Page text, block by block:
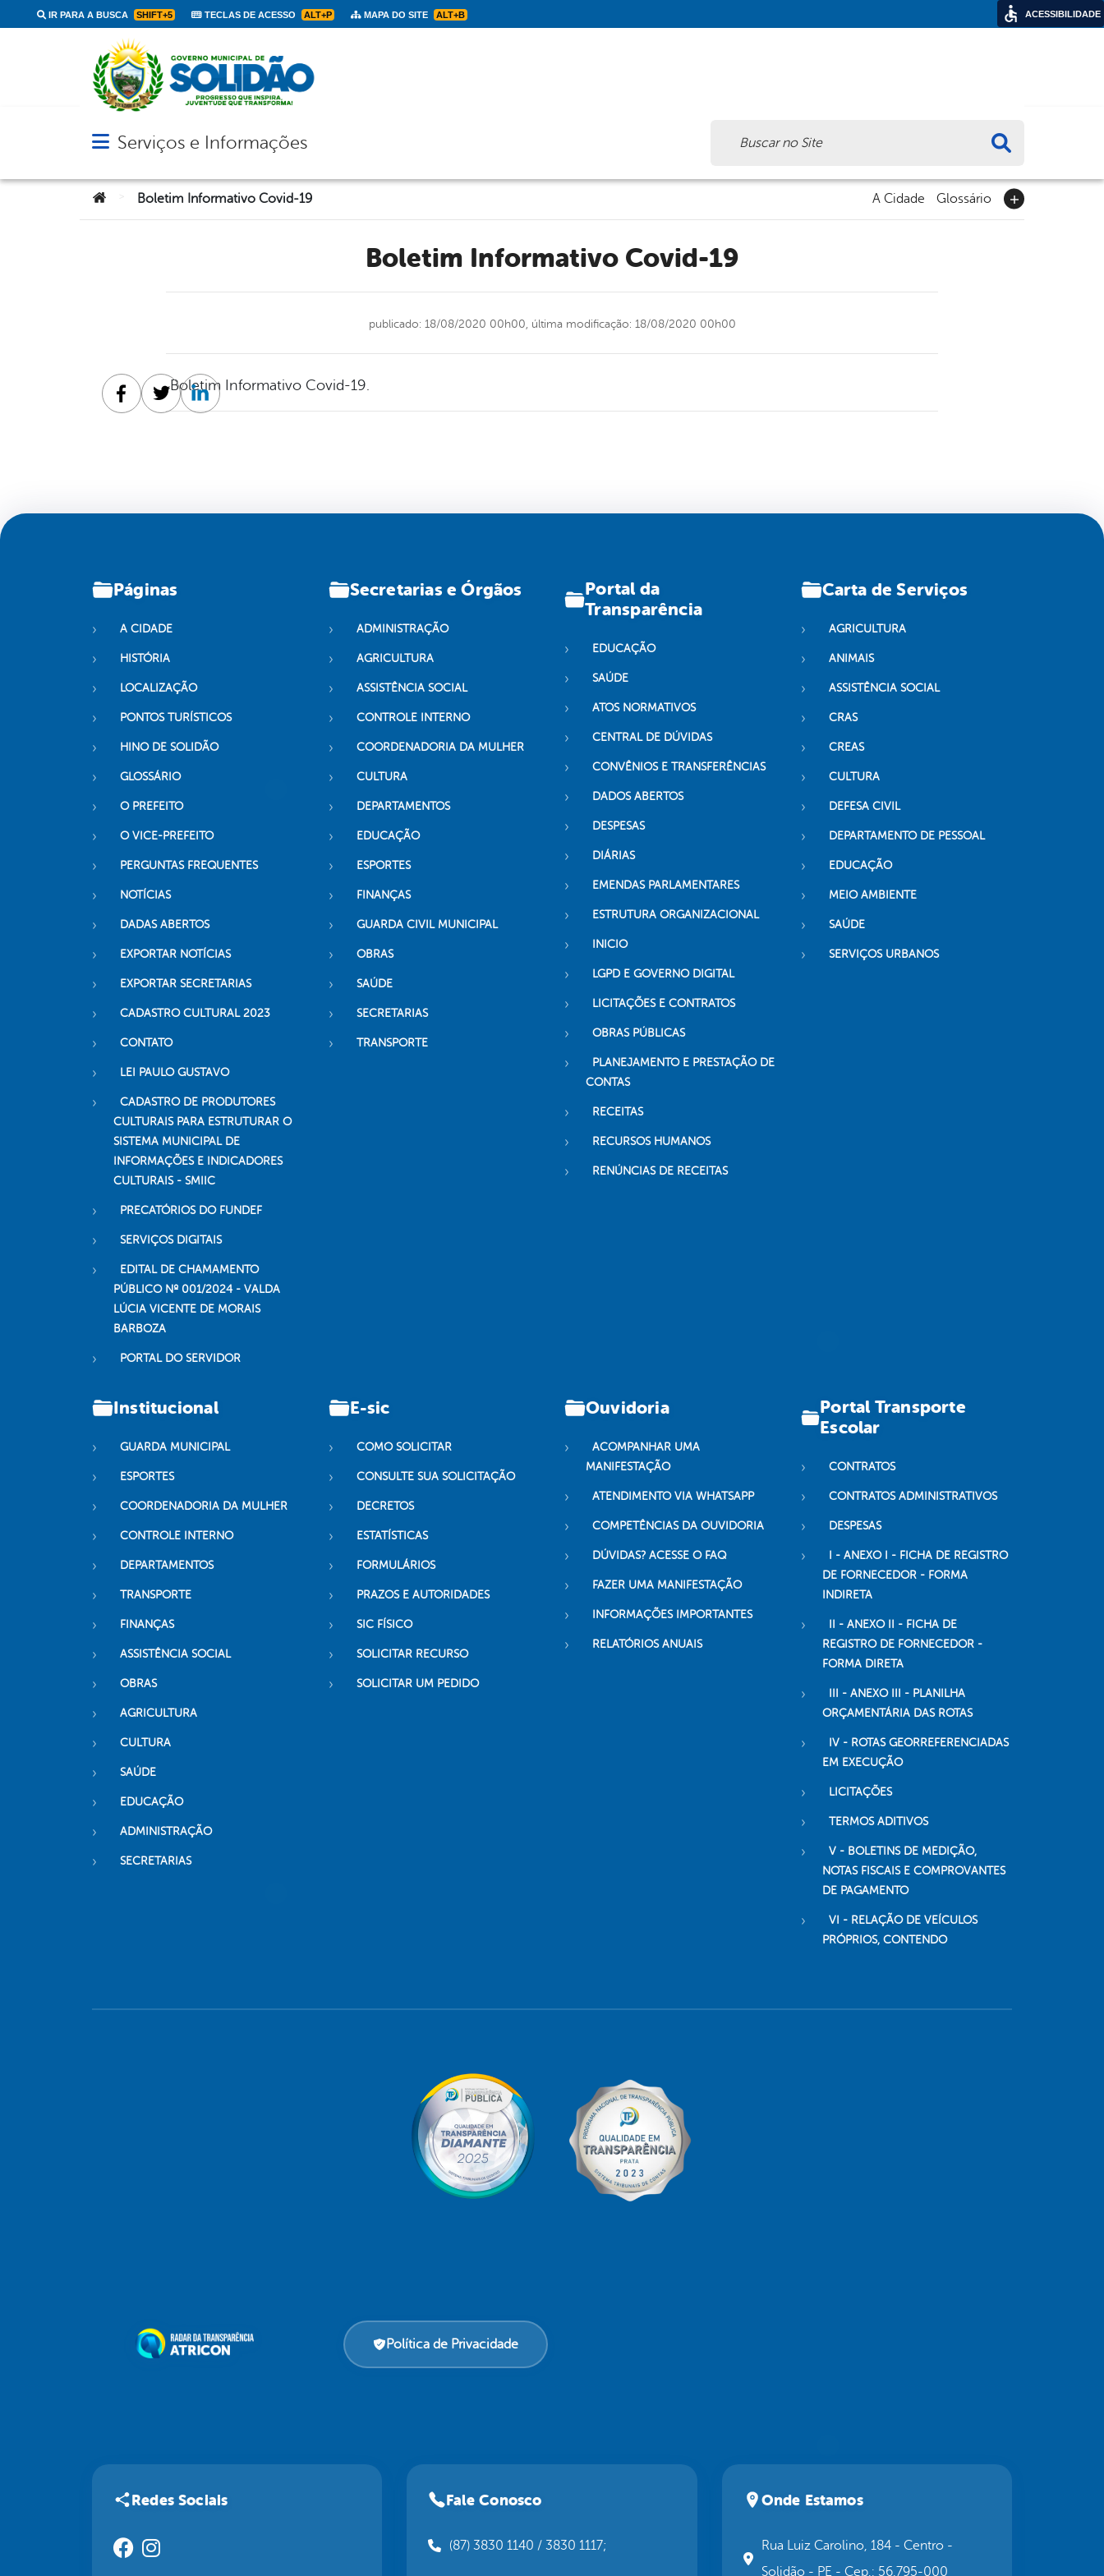
IR PARA A BUSCA SHIFT+5 TECLAS DE ACESSO ALT+P MAPA DO SITE ALT+B
Abrir menu principal de navegação
Serviços e Informações
Você está aqui:Boletim Informativo Covid-19 A Cidade Glossário
Boletim Informativo Covid-19
publicado: 18/08/2020 00h00, última modificação: 18/08/2020 00h00
Boletim Informativo Covid-19.
Facebook
TwitterLinkedin
Páginas
A CIDADE
HISTÓRIA
LOCALIZAÇÃO
PONTOS TURÍSTICOS
HINO DE SOLIDÃO
GLOSSÁRIO
O PREFEITO
O VICE-PREFEITO
PERGUNTAS FREQUENTES
NOTÍCIAS
DADAS ABERTOS
EXPORTAR NOTÍCIAS
EXPORTAR SECRETARIAS
CADASTRO CULTURAL 2023
CONTATO
LEI PAULO GUSTAVO
CADASTRO DE PRODUTORES
CULTURAIS PARA ESTRUTURAR O
SISTEMA MUNICIPAL DE
INFORMAÇÕES E INDICADORES
CULTURAIS - SMIIC
PRECATÓRIOS DO FUNDEF
SERVIÇOS DIGITAIS
EDITAL DE CHAMAMENTO
PÚBLICO Nº 001/2024 - VALDA
LÚCIA VICENTE DE MORAIS
BARBOZA
PORTAL DO SERVIDOR
Secretarias e Órgãos
ADMINISTRAÇÃO
AGRICULTURA
ASSISTÊNCIA SOCIAL
CONTROLE INTERNO
COORDENADORIA DA MULHER
CULTURA
DEPARTAMENTOS
EDUCAÇÃO
ESPORTES
FINANÇAS
GUARDA CIVIL MUNICIPAL
OBRAS
SAÚDE
SECRETARIAS
TRANSPORTE
Portal da
Transparência
EDUCAÇÃO
SAÚDE
ATOS NORMATIVOS
CENTRAL DE DÚVIDAS
CONVÊNIOS E TRANSFERÊNCIAS
DADOS ABERTOS
DESPESAS
DIÁRIAS
EMENDAS PARLAMENTARES
ESTRUTURA ORGANIZACIONAL
INICIO
LGPD E GOVERNO DIGITAL
LICITAÇÕES E CONTRATOS
OBRAS PÚBLICAS
PLANEJAMENTO E PRESTAÇÃO DE
CONTAS
RECEITAS
RECURSOS HUMANOS
RENÚNCIAS DE RECEITAS
Carta de Serviços
AGRICULTURA
ANIMAIS
ASSISTÊNCIA SOCIAL
CRAS
CREAS
CULTURA
DEFESA CIVIL
DEPARTAMENTO DE PESSOAL
EDUCAÇÃO
MEIO AMBIENTE
SAÚDE
SERVIÇOS URBANOS
Institucional
GUARDA MUNICIPAL
ESPORTES
COORDENADORIA DA MULHER
CONTROLE INTERNO
DEPARTAMENTOS
TRANSPORTE
FINANÇAS
ASSISTÊNCIA SOCIAL
OBRAS
AGRICULTURA
CULTURA
SAÚDE
EDUCAÇÃO
ADMINISTRAÇÃO
SECRETARIAS
E-sic
COMO SOLICITAR
CONSULTE SUA SOLICITAÇÃO
DECRETOS
ESTATÍSTICAS
FORMULÁRIOS
PRAZOS E AUTORIDADES
SIC FÍSICO
SOLICITAR RECURSO
SOLICITAR UM PEDIDO
Ouvidoria
ACOMPANHAR UMA
MANIFESTAÇÃO
ATENDIMENTO VIA WHATSAPP
COMPETÊNCIAS DA OUVIDORIA
DÚVIDAS? ACESSE O FAQ
FAZER UMA MANIFESTAÇÃO
INFORMAÇÕES IMPORTANTES
RELATÓRIOS ANUAIS
Portal Transporte
Escolar
CONTRATOS
CONTRATOS ADMINISTRATIVOS
DESPESAS
I - ANEXO I - FICHA DE REGISTRO
DE FORNECEDOR - FORMA
INDIRETA
II - ANEXO II - FICHA DE
REGISTRO DE FORNECEDOR -
FORMA DIRETA
III - ANEXO III - PLANILHA
ORÇAMENTÁRIA DAS ROTAS
IV - ROTAS GEORREFERENCIADAS
EM EXECUÇÃO
LICITAÇÕES
TERMOS ADITIVOS
V - BOLETINS DE MEDIÇÃO,
NOTAS FISCAIS E COMPROVANTES
DE PAGAMENTO
VI - RELAÇÃO DE VEÍCULOS
PRÓPRIOS, CONTENDO
Política de Privacidade
Redes Sociais Fale Conosco
(87) 3830 1140 / 3830 1117;
Onde Estamos
Rua Luiz Carolino, 184 - Centro -
Solidão - PE - Cep.: 56.795-000
ACESSIBILIDADE